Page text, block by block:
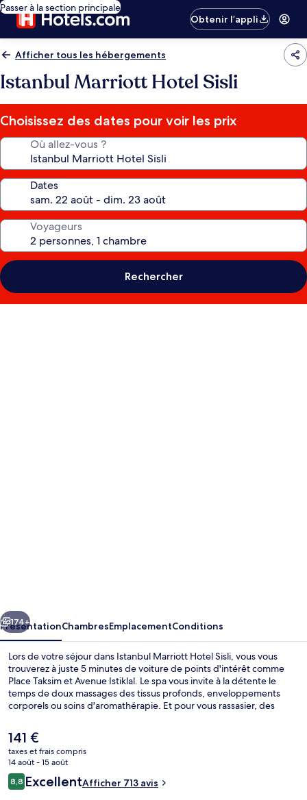
Passer à la section principale
Obtenir l’appli
Afficher tous les hébergements
Istanbul Marriott Hotel Sisli
Choisissez des dates pour voir les prix
Où allez-vous ?
Dates
Voyageurs
Rechercher
Suivant
174+
PrésentationChambresEmplacementConditions
Lors de votre séjour dans Istanbul Marriott Hotel Sisli, vous vous
trouverez à juste 5 minutes de voiture de points d'intérêt comme
Place Taksim et Avenue Istiklal. Le spa vous invite à la détente le
temps de doux massages des tissus profonds, enveloppements
corporels ou soins d'aromathérapie. Et pour vous rassasier, des
l'établissement The Dish Room Grill, qui est ouvert à l'heure du petit
déjeuner, du déjeuner et du dîner. Parmi les autres avantages de
cet hôtel de luxe, on trouve une piscine couverte, un bar / salon et
un centre de remise en forme, l'idéal pour des vacances sans soucis.
Les autres voyageurs ne disent que du bien en ce qui concerne le
personnel attentionné. Les transports publics se situent à une
Le
prix
actuel
est
de
141 €
taxes et frais compris
14 août - 15 août
Avis
voyageurs
8,88,8 sur 10
ExcellentAfficher 713 avis